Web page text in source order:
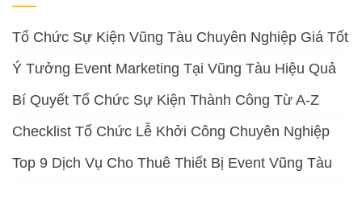
Tổ Chức Sự Kiện Vũng Tàu Chuyên Nghiệp Giá Tốt
Ý Tưởng Event Marketing Tại Vũng Tàu Hiệu Quả
Bí Quyết Tổ Chức Sự Kiện Thành Công Từ A-Z
Checklist Tổ Chức Lễ Khởi Công Chuyên Nghiệp
Top 9 Dịch Vụ Cho Thuê Thiết Bị Event Vũng Tàu